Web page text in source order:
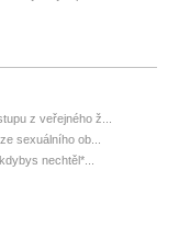
z veřejného ž...
sexuálního ob...
nechtěl*...